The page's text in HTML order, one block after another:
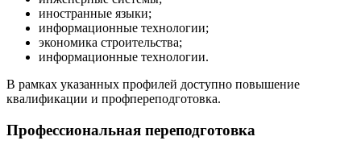
иностранные языки;
информационные технологии;
экономика строительства;
информационные технологии.
В рамках указанных профилей доступно повышение
квалификации и профпереподготовка.
Профессиональная переподготовка